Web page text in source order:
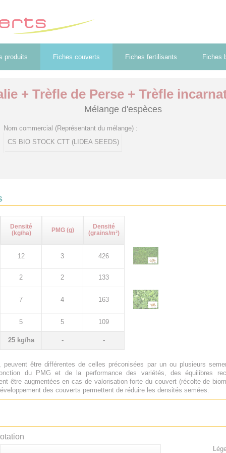
produits Fiches couverts Fiches fertilisants Fiches
+ Trèfle de Perse + Trèfle
Mélange d'espèces
Nom commercial (Représentant du mélange) :
CS BIO STOCK CTT (LIDEA SEEDS)
Densité
(kg/ha)
PMG (g)
Densité
(grains/m²)
12 3 426
2 2 133
7 4 163
5 5 109
25 kg/ha - -
peuvent être différentes de celles préconisées par un ou plusieurs
du PMG et de la performance des variétés, des équilibres
être augmentées en cas de valorisation forte du couvert (récolte de
des couverts permettent de réduire les densités semées.